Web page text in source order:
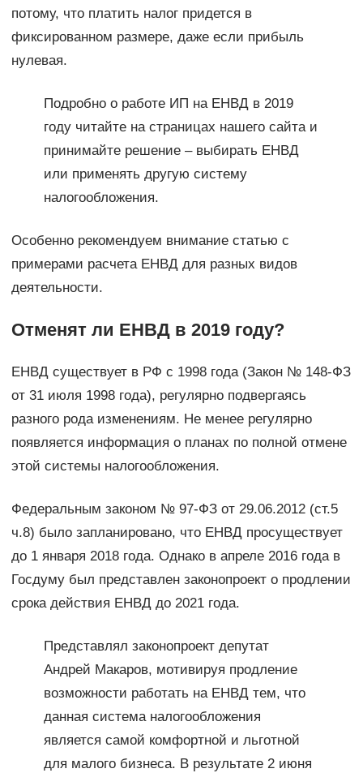
потому, что платить налог придется в
фиксированном размере, даже если прибыль
нулевая.
Подробно о работе ИП на ЕНВД в 2019
году читайте на страницах нашего сайта и
принимайте решение – выбирать ЕНВД
или применять другую систему
налогообложения.
Особенно рекомендуем внимание статью с
примерами расчета ЕНВД для разных видов
деятельности.
Отменят ли ЕНВД в 2019 году?
ЕНВД существует в РФ с 1998 года (Закон № 148-ФЗ
от 31 июля 1998 года), регулярно подвергаясь
разного рода изменениям. Не менее регулярно
появляется информация о планах по полной отмене
этой системы налогообложения.
Федеральным законом № 97-ФЗ от 29.06.2012 (ст.5
ч.8) было запланировано, что ЕНВД просуществует
до 1 января 2018 года. Однако в апреле 2016 года в
Госдуму был представлен законопроект о продлении
срока действия ЕНВД до 2021 года.
Представлял законопроект депутат
Андрей Макаров, мотивируя продление
возможности работать на ЕНВД тем, что
данная система налогообложения
является самой комфортной и льготной
для малого бизнеса. В результате 2 июня